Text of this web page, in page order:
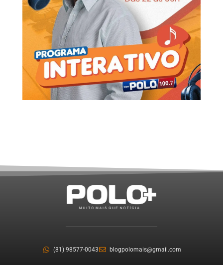
(81) 98577-0043 blogpolomais@gmail.com